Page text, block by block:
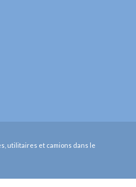
utilitaires et camions dans le